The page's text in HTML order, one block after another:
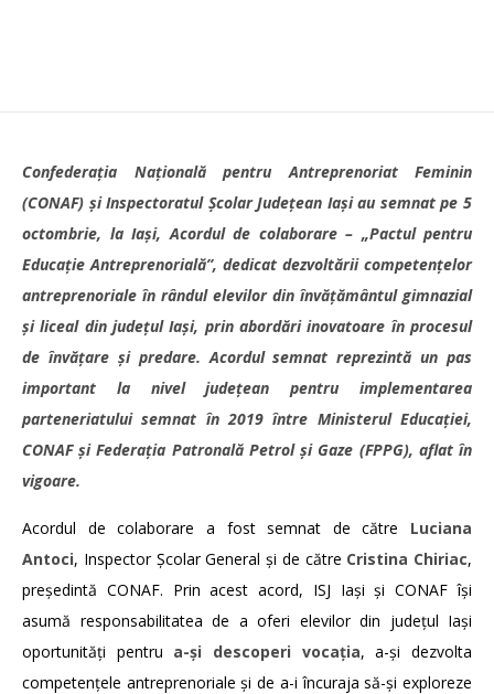
Confederaţia Naţională pentru Antreprenoriat Feminin
(CONAF) și Inspectoratul Școlar Județean Iași au semnat pe 5
octombrie, la Iași, Acordul de colaborare – „Pactul pentru
Educație Antreprenorială”, dedicat dezvoltării competențelor
antreprenoriale în rândul elevilor din învățământul gimnazial
și liceal din județul Iași, prin abordări inovatoare în procesul
de învățare și predare. Acordul semnat reprezintă un pas
important la nivel județean pentru implementarea
parteneriatului semnat în 2019 între Ministerul Educației,
CONAF și Federația Patronală Petrol și Gaze (FPPG), aflat în
vigoare.
Acordul de colaborare a fost semnat de către Luciana
Antoci, Inspector Școlar General și de către Cristina Chiriac,
președintă CONAF. Prin acest acord, ISJ Iași și CONAF își
asumă responsabilitatea de a oferi elevilor din județul Iași
oportunități pentru a-și descoperi vocația, a-și dezvolta
competențele antreprenoriale și de a-i încuraja să-și exploreze